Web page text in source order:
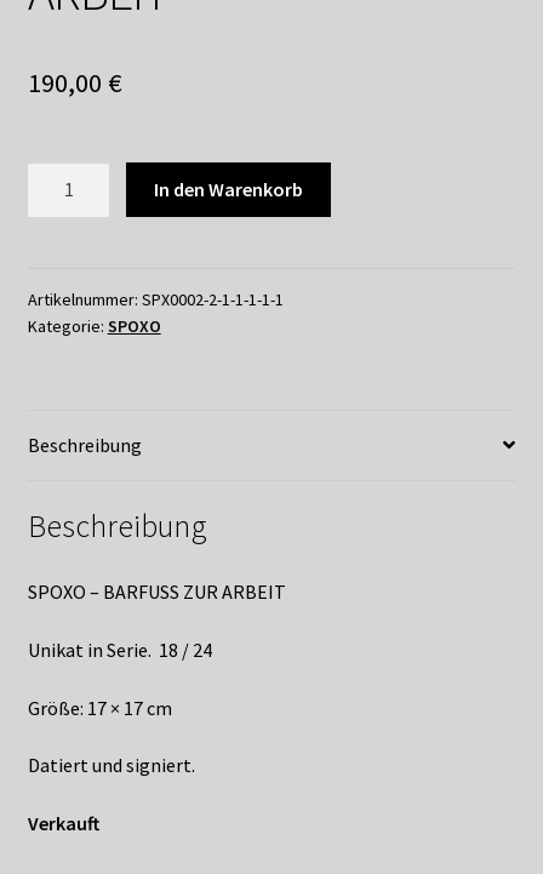
Warenkorb
Zahlungsarten
190,00 €
ARBEIT
Menge
In den Warenkorb
Artikelnummer: SPX0002-2-1-1-1-1-1
Kategorie: SPOXO
Beschreibung
Beschreibung
SPOXO – BARFUSS ZUR ARBEIT
Unikat in Serie. 18 / 24
Größe: 17 × 17 cm
Datiert und signiert.
Verkauft